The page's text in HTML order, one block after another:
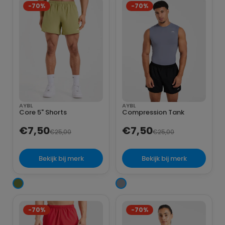
-70%
AYBL
Core 5" Shorts
€7,50€25,00
Bekijk bij merk
-70%
AYBL
Compression Tank
€7,50€25,00
Bekijk bij merk
-70% -70%